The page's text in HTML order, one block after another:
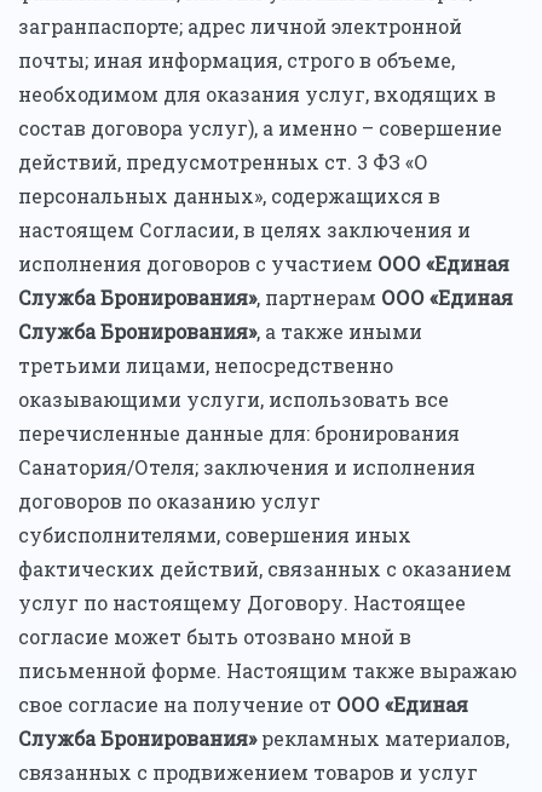
загранпаспорте; адрес личной электронной
почты; иная информация, строго в объеме,
необходимом для оказания услуг, входящих в
состав договора услуг), а именно – совершение
действий, предусмотренных ст. 3 ФЗ «О
персональных данных», содержащихся в
настоящем Согласии, в целях заключения и
исполнения договоров с участием ООО «Единая
Служба Бронирования», партнерам ООО «Единая
Служба Бронирования», а также иными
третьими лицами, непосредственно
оказывающими услуги, использовать все
перечисленные данные для: бронирования
Санатория/Отеля; заключения и исполнения
договоров по оказанию услуг
субисполнителями, совершения иных
фактических действий, связанных с оказанием
услуг по настоящему Договору. Настоящее
согласие может быть отозвано мной в
письменной форме. Настоящим также выражаю
свое согласие на получение от ООО «Единая
Служба Бронирования»рекламных материалов,
связанных с продвижением товаров и услуг